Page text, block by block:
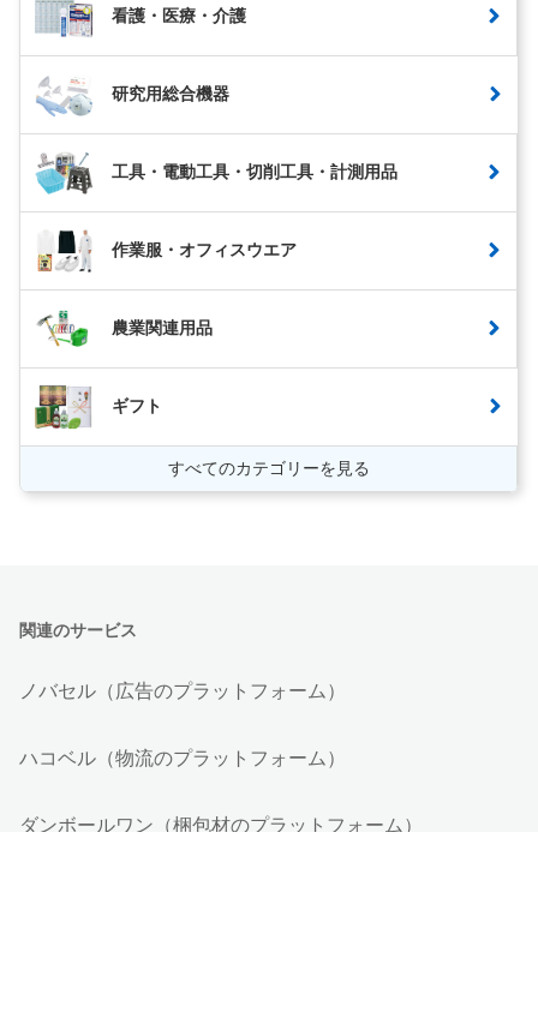
看護・医療・介護
研究用総合機器
工具・電動工具・切削工具・計測用品
作業服・オフィスウエア
農業関連用品
ギフト
すべてのカテゴリーを見る
関連のサービス
ノバセル（広告のプラットフォーム）
ハコベル（物流のプラットフォーム）
ダンボールワン（梱包材のプラットフォーム）